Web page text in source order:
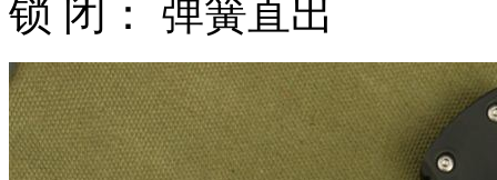
锁 闭： 弹簧直出